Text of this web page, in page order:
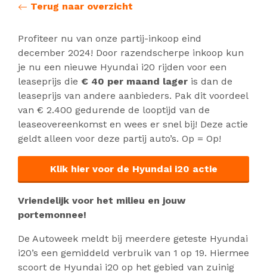
Terug naar overzicht
Profiteer nu van onze partij-inkoop eind
december 2024! Door razendscherpe inkoop kun
je nu een nieuwe Hyundai i20 rijden voor een
leaseprijs die € 40 per maand lager is dan de
leaseprijs van andere aanbieders. Pak dit voordeel
van € 2.400 gedurende de looptijd van de
leaseovereenkomst en wees er snel bij! Deze actie
geldt alleen voor deze partij auto’s. Op = Op!
Klik hier voor de Hyundai i20 actie
Vriendelijk voor het milieu en jouw
portemonnee!
De Autoweek meldt bij meerdere geteste Hyundai
i20’s een gemiddeld verbruik van 1 op 19. Hiermee
scoort de Hyundai i20 op het gebied van zuinig